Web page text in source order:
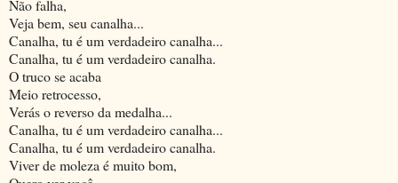
Não falha,
Veja bem, seu canalha...
Canalha, tu é um verdadeiro canalha...
Canalha, tu é um verdadeiro canalha.
O truco se acaba
Meio retrocesso,
Verás o reverso da medalha...
Canalha, tu é um verdadeiro canalha...
Canalha, tu é um verdadeiro canalha.
Viver de moleza é muito bom,